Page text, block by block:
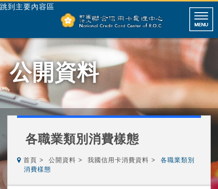
跳到主要內容區
公開資料
各職業類別消費樣態
首頁 公開資料 我國信用卡消費資料
各職業類別
消費樣態